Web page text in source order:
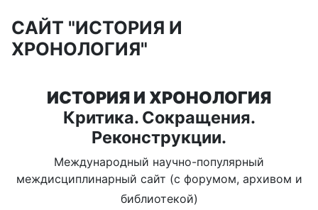
САЙТ "ИСТОРИЯ И
ХРОНОЛОГИЯ"
ИСТОРИЯ И ХРОНОЛОГИЯ
Критика. Сокращения.
Реконструкции.
Международный научно-популярный
междисциплинарный сайт (с форумом, архивом и
библиотекой)